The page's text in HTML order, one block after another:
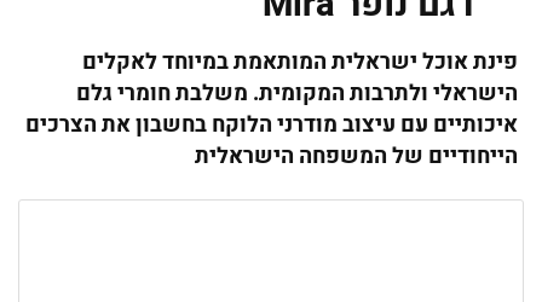
פינת אוכל ישראלית המותאמת במיוחד לאקלים
הישראלי ולתרבות המקומית. משלבת חומרי גלם
איכותיים עם עיצוב מודרני הלוקח בחשבון את הצרכים
הייחודיים של המשפחה הישראלית